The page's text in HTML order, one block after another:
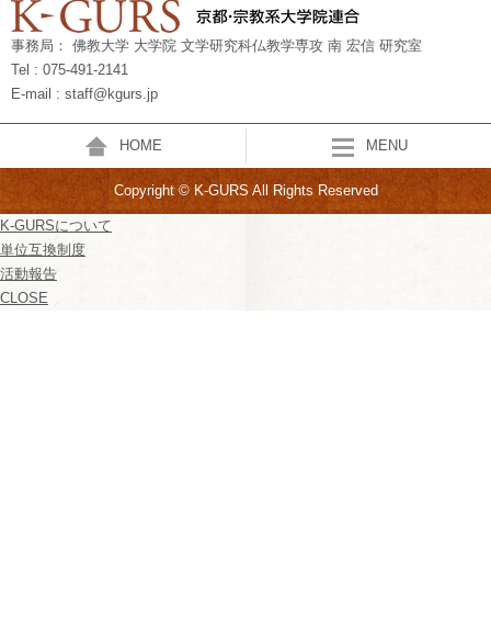
事務局： 佛教大学 大学院 文学研究科仏教学専攻 南 宏信 研究室
Tel : 075-491-2141
E-mail : staff@kgurs.jp
HOME MENU
Copyright © K-GURS All Rights Reserved
K-GURSについて
単位互換制度
活動報告
CLOSE